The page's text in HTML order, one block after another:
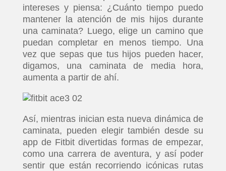
intereses y piensa: ¿Cuánto tiempo puedo
mantener la atención de mis hijos durante
una caminata? Luego, elige un camino que
puedan completar en menos tiempo. Una
vez que sepas que tus hijos pueden hacer,
digamos, una caminata de media hora,
aumenta a partir de ahí.
Así, mientras inician esta nueva dinámica de
caminata, pueden elegir también desde su
app de Fitbit divertidas formas de empezar,
como una carrera de aventura, y así poder
sentir que están recorriendo icónicas rutas